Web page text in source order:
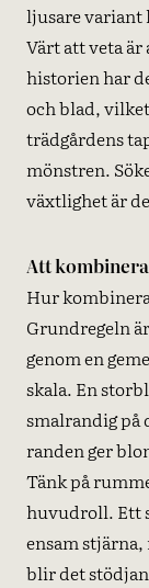
ljusare
Värt att veta är
historien har
och blad,
trädgårdens
mönstren.
växtlighet är
Att
Hur
Grundregeln
genom en
skala. En
smalrandig på
randen ger
Tänk på
huvudroll. Ett
ensam
blir det